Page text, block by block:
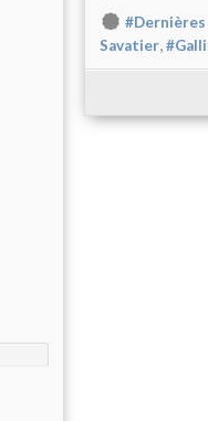
#Dernières
Savatier,